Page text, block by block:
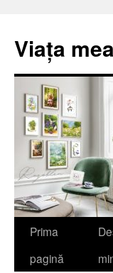
Viața
Sari
Prima
pagină